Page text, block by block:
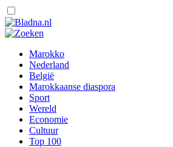
Marokko
Nederland
België
Marokkaanse diaspora
Sport
Wereld
Economie
Cultuur
Top 100